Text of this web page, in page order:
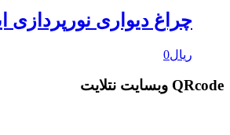
چراغ دیواری نورپردازی ایپی
ریال0
QRcode وبسایت نتلایت